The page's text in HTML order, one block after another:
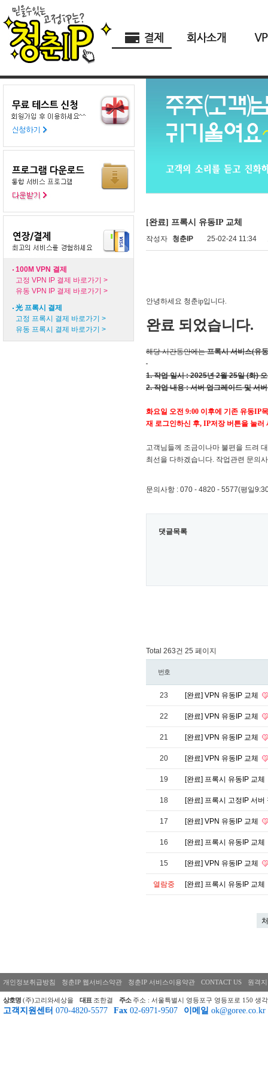
100M VPN 결제
고정 VPN IP 결제 바로가기 >
유동 VPN IP 결제 바로가기 >
光 프록시 결제
고정 프록시 결제 바로가기 >
유동 프록시 결제 바로가기 >
[완료] 프록시 유동IP 교체
작성자 청춘IP 25-02-24 11:34
안녕하세요 청춘ip입니다.
완료 되었습니다.
해당 시간동안에는 프록시 서비스(유
1. 작업 일시 : 2025년 2월 25일 (화)
2. 작업 내용 :서버 업그레이드 및 서
화요일 오전 9:00 이후에 기존 유동IP
재 로그인하신 후, ​IP저장 버튼을 눌러
고객님들께 조금이나마 불편을 드려
최선을 다하겠습니다. 작업관련 문의
문의사항 : 070 - 4820 - 5577(평일
댓글목록
Total 263건 25 페이지
번호
23 [완료] VPN 유동IP 교체
22 [완료] VPN 유동IP 교체
21 [완료] VPN 유동IP 교체
20 [완료] VPN 유동IP 교체
19 [완료] 프록시 유동IP 교체
18 [완료] 프록시 고정IP 서
17 [완료] VPN 유동IP 교체
16 [완료] 프록시 유동IP 교체
15 [완료] VPN 유동IP 교체
열람중 [완료] 프록시 유동IP 교체
개인정보취급방침 청춘IP 웹서비스약관 청춘IP 서비스이용약관 CONTACT US 원격
상호명 (주)고리와세상을 대표 조한결 주소 주소 : 서울특별시 영등포구 영등포로 150 생
고객지원센터 070-4820-5577 Fax 02-6971-9507 이메일 ok@goree.co.kr